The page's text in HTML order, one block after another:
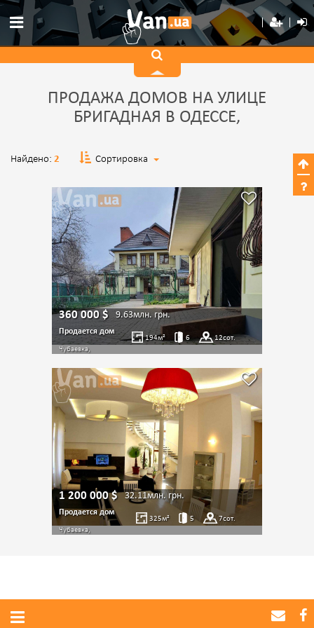
ПРОДАЖА ДОМОВ НА УЛИЦЕ
БРИГАДНАЯ В ОДЕССЕ,
Найдено: 2 Сортировка
360 000$ 9.63млн. грн.
194м² 6 12сот.
Продается дом
Чубаевка,
1 200 000$ 32.11млн. грн.
325м² 5 7сот.
Продается дом
Чубаевка,